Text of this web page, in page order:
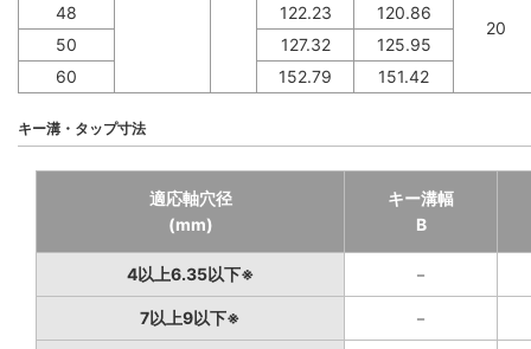
20
48 122.23
120.86
50
127.32
125.95
60
152.79 151.42
キー溝・タップ寸法
適応軸穴径
(mm)
キー溝幅
B
4以上6.35以下※ －
7以上9以下※ －